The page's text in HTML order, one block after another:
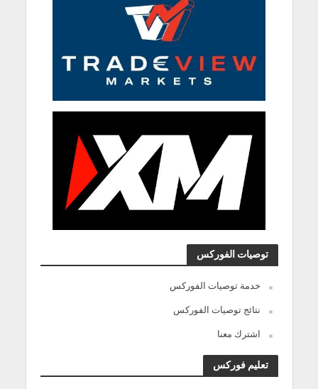
توصيات الفوركس
خدمة توصيات الفوركس
نتائج توصيات الفوركس
اشترك معنا
تعليم فوركس